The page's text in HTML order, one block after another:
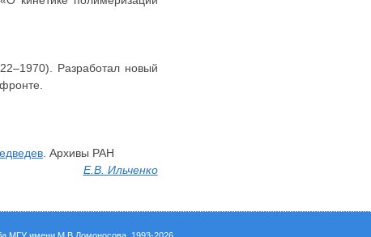
Разработал новый
. Архивы РАН
Е.В. Ильченко